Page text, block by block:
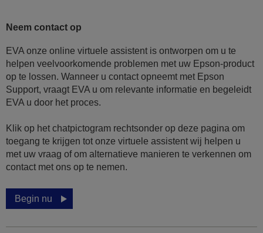
Neem contact op
EVA onze online virtuele assistent is ontworpen om u te
helpen veelvoorkomende problemen met uw Epson-product
op te lossen. Wanneer u contact opneemt met Epson
Support, vraagt EVA u om relevante informatie en begeleidt
EVA u door het proces.
Klik op het chatpictogram rechtsonder op deze pagina om
toegang te krijgen tot onze virtuele assistent wij helpen u
met uw vraag of om alternatieve manieren te verkennen om
contact met ons op te nemen.
Begin nu